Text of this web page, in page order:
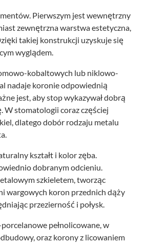
Pierwszym jest wewnętrzny
zewnętrzna warstwa estetyczna,
takiej konstrukcji uzyskuje się
wyglądem.
kobaltowych lub niklowo-
nadaje koronie odpowiednią
jest, aby stop wykazywał dobrą
W stomatologii coraz częściej
dlatego dobór rodzaju metalu
kształt i kolor zęba.
dobranym odcieniu.
szkieletem, tworząc
wargowych koron przednich dąży
przezierność i połysk.
pełnolico­wane, w
oraz korony z licowaniem